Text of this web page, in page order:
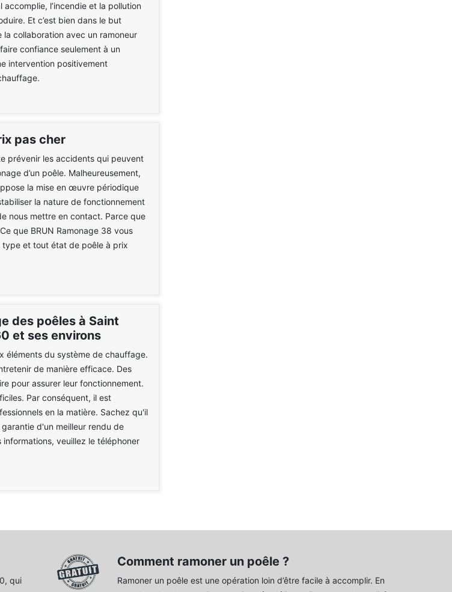
l’incendie et la pollution
Et c’est bien dans le but
collaboration avec un ramoneur
confiance seulement à un
intervention positivement
pas cher
prévenir les accidents qui peuvent
d’un poêle. Malheureusement,
la mise en œuvre périodique
la nature de fonctionnement
nous mettre en contact. Parce que
que BRUN Ramonage 38 vous
type et tout état de poêle à prix
des poêles à Saint
et ses environs
éléments du système de chauffage.
de manière efficace. Des
pour assurer leur fonctionnement.
Par conséquent, il est
en la matière. Sachez qu'il
d'un meilleur rendu de
veuillez le téléphoner
qui
Comment ramoner un poêle ?
Ramoner un poêle est une opération loin d’être facile à accomplir. En